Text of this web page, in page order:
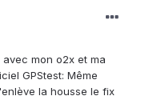
mon o2x et ma
GPStest: Même
la housse le fix